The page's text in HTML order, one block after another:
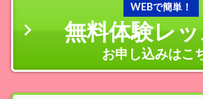
WEBで簡単！
無料体験レッ
お申し込みはこ